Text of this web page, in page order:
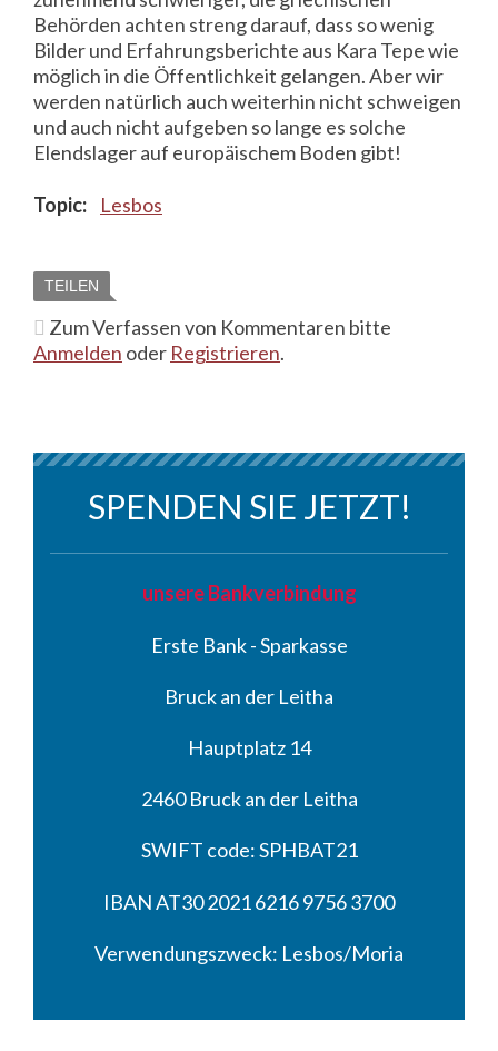
Behörden achten streng darauf, dass so wenig
Bilder und Erfahrungsberichte aus Kara Tepe wie
möglich in die Öffentlichkeit gelangen. Aber wir
werden natürlich auch weiterhin nicht schweigen
und auch nicht aufgeben so lange es solche
Elendslager auf europäischem Boden gibt!
Topic: Lesbos
TEILEN
Zum Verfassen von Kommentaren bitte
Anmelden oder Registrieren.
SPENDEN SIE JETZT!
unsere Bankverbindung
Erste Bank - Sparkasse
Bruck an der Leitha
Hauptplatz 14
2460 Bruck an der Leitha
SWIFT code: SPHBAT21
IBAN AT30 2021 6216 9756 3700
Verwendungszweck: Lesbos/Moria